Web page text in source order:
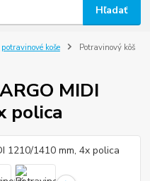
Hľadať
potravinové koše
Potravinový kôš
MIDI
polica